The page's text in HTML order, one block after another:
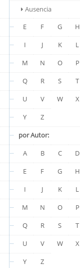
Ausencia
E
F G
H
I
J K
L
M
N O
P
Q
R S
T
U
V W
X
Y
Z
por Autor:
A
B C
D
E
F G
H
I
J K
L
M
N O
P
Q
R S
T
U
V W
X
Y
Z